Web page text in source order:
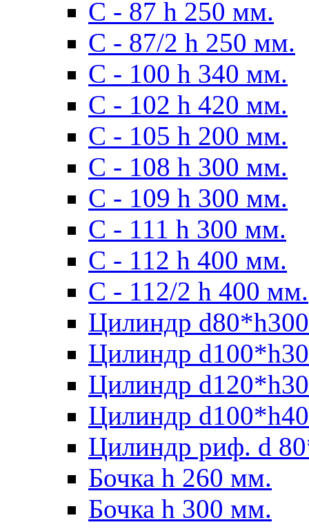
С - 87 h 250 мм.
С - 87/2 h 250 мм.
С - 100 h 340 мм.
C - 102 h 420 мм.
С - 105 h 200 мм.
С - 108 h 300 мм.
С - 109 h 300 мм.
С - 111 h 300 мм.
C - 112 h 400 мм.
С - 112/2 h 400 мм.
Цилиндр
Цилиндр
Цилиндр
Цилиндр
Цилиндр риф. d
Бочка h 260 мм.
Бочка h 300 мм.